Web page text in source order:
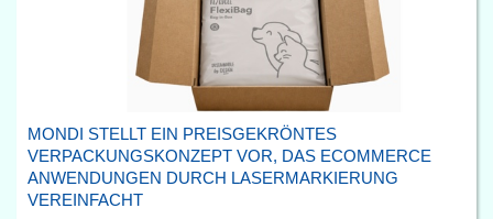
MONDI STELLT EIN PREISGEKRÖNTES
VERPACKUNGSKONZEPT VOR, DAS ECOMMERCE
ANWENDUNGEN DURCH LASERMARKIERUNG
VEREINFACHT